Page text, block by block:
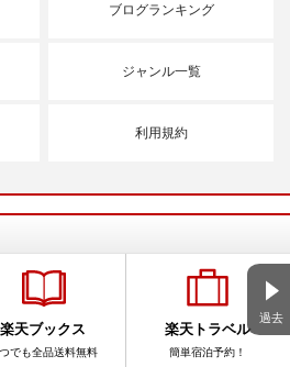
過去
ブログランキング
ジャンル一覧
利用規約
楽天ブックス
でも全品送料無料
楽天トラベル
簡単宿泊予約！